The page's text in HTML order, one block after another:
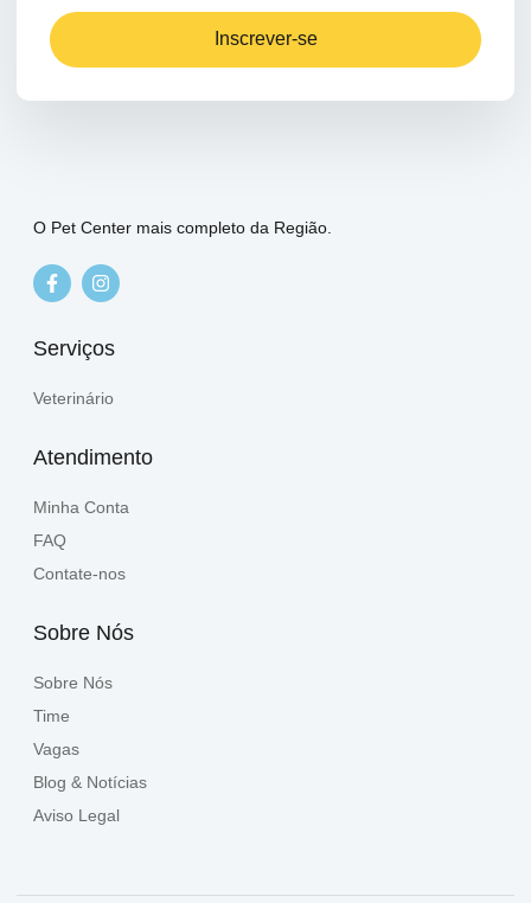
Inscrever-se
O Pet Center mais completo da Região.
Serviços
Veterinário
Atendimento
Minha Conta
FAQ
Contate-nos
Sobre Nós
Sobre Nós
Time
Vagas
Blog & Notícias
Aviso Legal